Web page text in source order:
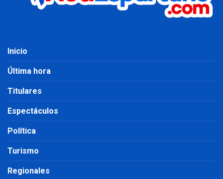
Inicio
Última hora
Titulares
Espectáculos
Política
Turismo
Regionales